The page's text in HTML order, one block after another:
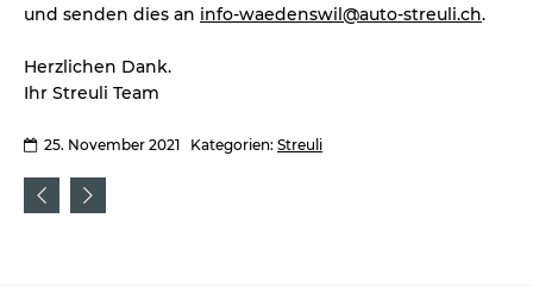
und senden dies an info-waedenswil@auto-streuli.ch.
Herzlichen Dank.
Ihr Streuli Team
25. November 2021 Kategorien: Streuli